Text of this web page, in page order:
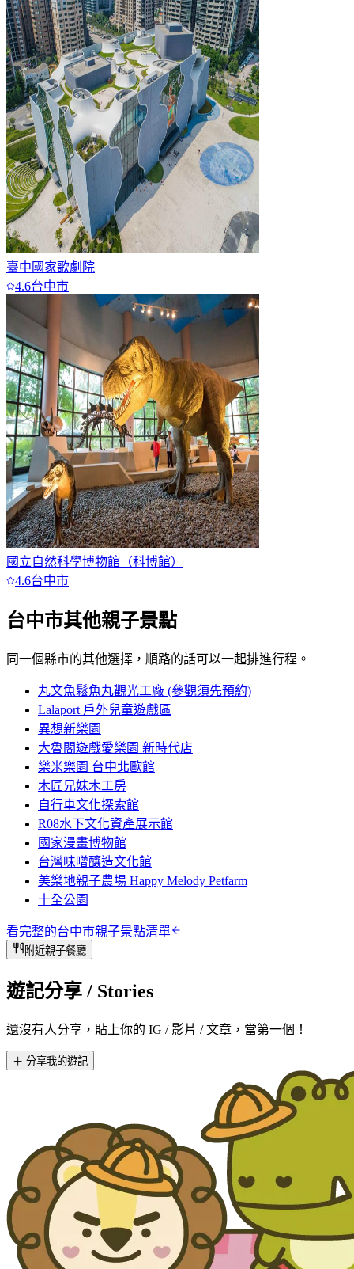
臺中國家歌劇院
4.6台中市
國立自然科學博物館（科博館）
4.6台中市
台中市其他親子景點
同一個縣市的其他選擇，順路的話可以一起排進行程。
丸文魚鬆魚丸觀光工廠 (參觀須先預約)
Lalaport 戶外兒童遊戲區
異想新樂園
大魯閣遊戲愛樂園 新時代店
樂米樂園 台中北歐館
木匠兄妹木工房
自行車文化探索館
R08水下文化資產展示館
國家漫畫博物館
台灣味噌釀造文化館
美樂地親子農場 Happy Melody Petfarm
十全公園
看完整的台中市親子景點清單
附近親子餐廳
遊記分享 / Stories
還沒有人分享，貼上你的 IG / 影片 / 文章，當第一個！
＋ 分享我的遊記